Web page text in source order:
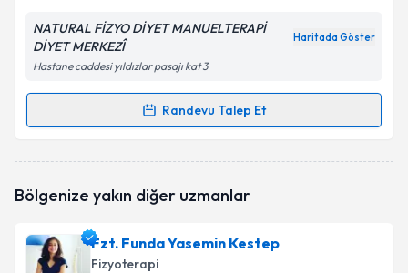
NATURAL FİZYO DİYET MANUELTERAPİ
DİYET MERKEZÎ
Haritada Göster
Hastane caddesi yıldızlar pasajı kat 3
Randevu Talep Et
Randevu Takvimi Talebi
oluşturun. Size bu uzmandan randevu almanız için bir
E-posta Adresiniz
Bölgenize yakın diğer uzmanlar
Fzt. Funda Yasemin Kestep
Fizyoterapi